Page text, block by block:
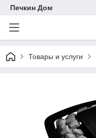
Печкин Дом
Товары и услуги